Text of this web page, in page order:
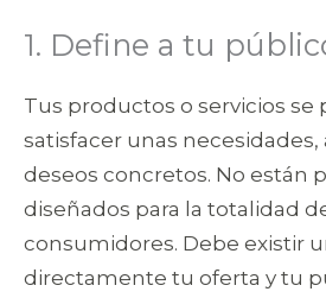
1. Define a tu
Tus productos o servicios se
satisfacer unas necesidades,
deseos concretos. No están
diseñados para la totalidad
consumidores. Debe existir
directamente tu oferta y tu